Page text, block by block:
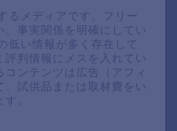
るメディアです。フリー
、事実関係を明確にしてい
低い情報が多く存在して
評判情報にメスを入れてい
ンテンツは広告（アフィ
、試供品または取材費をい
。